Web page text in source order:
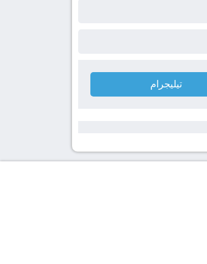
تيليجرام